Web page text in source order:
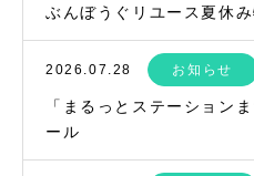
ぶんぼうぐリユース夏休
2026.07.28 お知らせ
「まるっとステーション
ール